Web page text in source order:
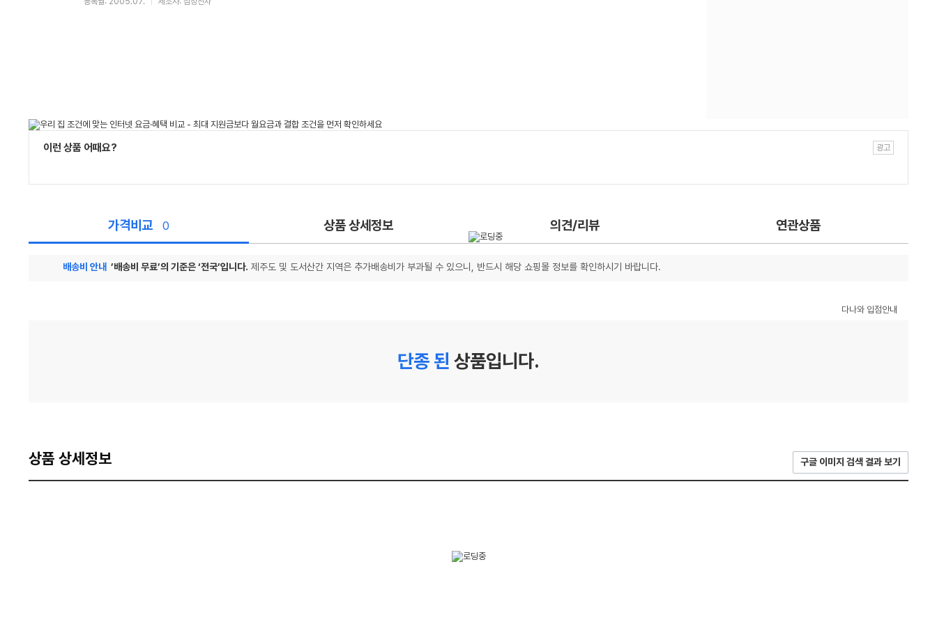
이런 상품 어때요?
가격비교 0 상품 상세정보 의견/리뷰 연관상품
배송비 안내 ’배송비 무료’의 기준은 ‘전국’입니다. 제주도 및 도서산간 지역은 추가배송비가 부과될 수 있으니, 반드시 해당 쇼핑몰 정보를 확인하시기 바랍니다.
다나와 입점안내
단종 된 상품입니다.
상품 상세정보 구글 이미지 검색 결과 보기